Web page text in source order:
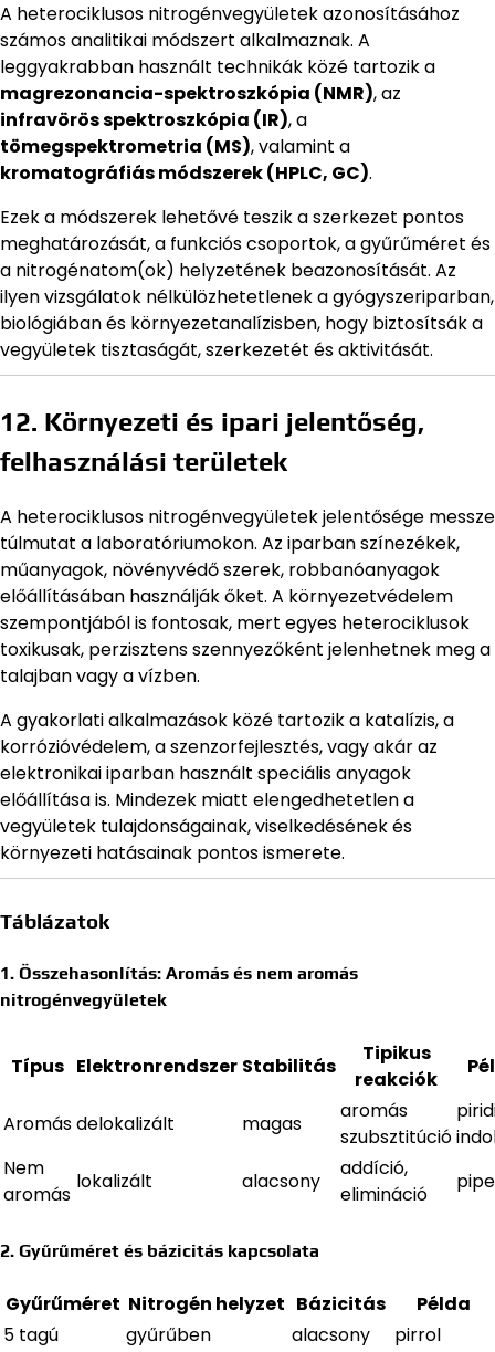
A heterociklusos nitrogénvegyületek azonosításához
számos analitikai módszert alkalmaznak. A
leggyakrabban használt technikák közé tartozik a
magrezonancia-spektroszkópia (NMR), az
infravörös spektroszkópia (IR), a
tömegspektrometria (MS), valamint a
kromatográfiás módszerek (HPLC, GC).
Ezek a módszerek lehetővé teszik a szerkezet pontos
meghatározását, a funkciós csoportok, a gyűrűméret és
a nitrogénatom(ok) helyzetének beazonosítását. Az
ilyen vizsgálatok nélkülözhetetlenek a gyógyszeriparban,
biológiában és környezetanalízisben, hogy biztosítsák a
vegyületek tisztaságát, szerkezetét és aktivitását.
12. Környezeti és ipari jelentőség,
felhasználási területek
A heterociklusos nitrogénvegyületek jelentősége messze
túlmutat a laboratóriumokon. Az iparban színezékek,
műanyagok, növényvédő szerek, robbanóanyagok
előállításában használják őket. A környezetvédelem
szempontjából is fontosak, mert egyes heterociklusok
toxikusak, perzisztens szennyezőként jelenhetnek meg a
talajban vagy a vízben.
A gyakorlati alkalmazások közé tartozik a katalízis, a
korrózióvédelem, a szenzorfejlesztés, vagy akár az
elektronikai iparban használt speciális anyagok
előállítása is. Mindezek miatt elengedhetetlen a
vegyületek tulajdonságainak, viselkedésének és
környezeti hatásainak pontos ismerete.
Táblázatok
1. Összehasonlítás: Aromás és nem aromás
nitrogénvegyületek
Típus Elektronrendszer Stabilitás
Tipikus
reakciók
Aromásdelokalizált magas
aromás
szubsztitúció
Nem
aromás
lokalizált alacsony
addíció,
elimináció
2. Gyűrűméret és bázicitás kapcsolata
Gyűrűméret Nitrogén helyzet Bázicitás
Példa
5 tagú
gyűrűben alacsony
pirrol